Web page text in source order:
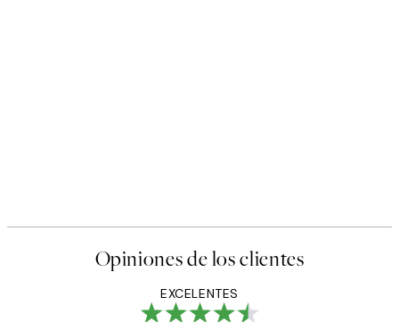
Opiniones de los clientes
EXCELENTES